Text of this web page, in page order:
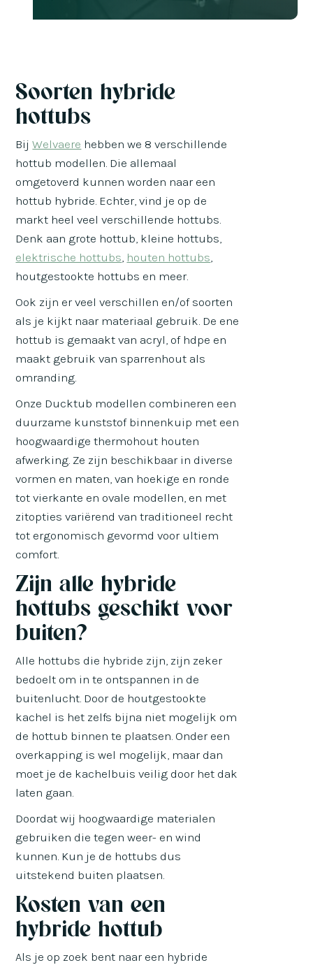
Soorten hybride
hottubs
BijWelvaere hebben we 8 verschillende
hottub modellen. Die allemaal
omgetoverd kunnen worden naar een
hottub hybride. Echter, vind je op de
markt heel veel verschillende hottubs.
Denk aan grote hottub, kleine hottubs,
elektrische hottubs houten hottubs
houtgestookte hottubs en meer.
Ook zijn er veel verschillen en/of soorten
als je kijkt naar materiaal gebruik. De ene
hottub is gemaakt van acryl, of hdpe en
maakt gebruik van sparrenhout als
omranding.
Onze Ducktub modellen combineren een
duurzame kunststof binnenkuip met een
hoogwaardige thermohout houten
afwerking. Ze zijn beschikbaar in diverse
vormen en maten, van hoekige en ronde
tot vierkante en ovale modellen, en met
zitopties variërend van traditioneel recht
tot ergonomisch gevormd voor ultiem
comfort.
Zijn alle hybride
hottubs geschikt voor
buiten?
Alle hottubs die hybride zijn, zijn zeker
bedoelt om in te ontspannen in de
buitenlucht. Door de houtgestookte
kachel is het zelfs bijna niet mogelijk om
de hottub binnen te plaatsen. Onder een
overkapping is wel mogelijk, maar dan
moet je de kachelbuis veilig door het dak
laten gaan.
Doordat wij hoogwaardige materialen
gebruiken die tegen weer- en wind
kunnen. Kun je de hottubs dus
uitstekend buiten plaatsen.
Kosten van een
hybride hottub
Als je op zoek bent naar een hybride